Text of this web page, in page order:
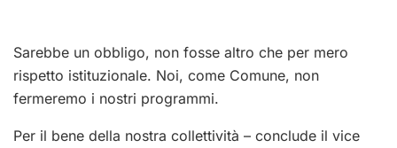
Sarebbe un obbligo, non fosse altro che per mero
rispetto istituzionale. Noi, come Comune, non
fermeremo i nostri programmi.
Per il bene della nostra collettività – conclude il vice